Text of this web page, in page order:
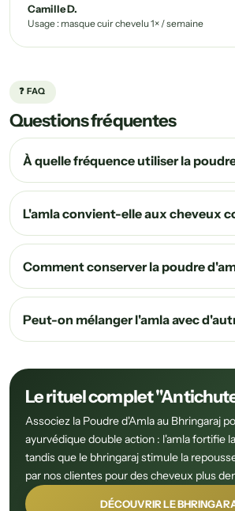
Camille D.
Usage : masque cuir chevelu 1× / semaine
❓ FAQ
Questions fréquentes
À quelle fréquence utiliser la
L'amla convient-elle aux cheveux
Comment conserver la poudre
Peut-on mélanger l'amla avec
Le rituel complet
Associez la Poudre d'Amla au Bhringaraj
ayurvédique double action : l'amla fortifie
tandis que le bhringaraj stimule la
par nos clientes pour des cheveux plus
DÉCOUVRIR LE